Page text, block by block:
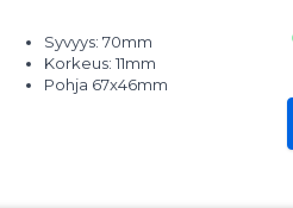
Toimitetaan myös
suojakuvulla
Syvyys: 70mm
Korkeus: 11mm
Pohja 67x46mm